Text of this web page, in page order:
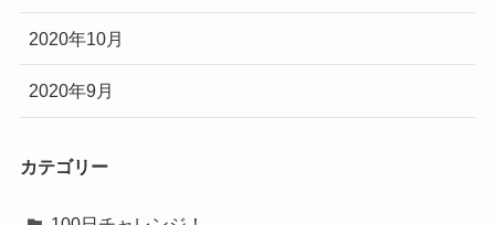
2020年10月
2020年9月
カテゴリー